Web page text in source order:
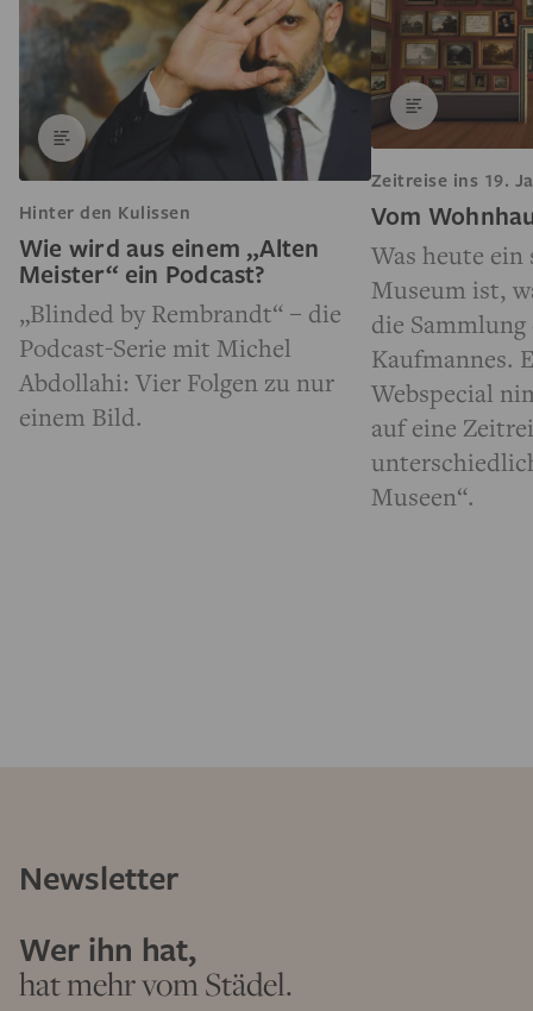
Hinter den Kulissen
Wie wird aus einem „Alten
Meister“ ein Podcast?
„Blinded by Rembrandt“ – die
Podcast-Serie mit Michel
Abdollahi: Vier Folgen zu nur
einem Bild.
Zeitreise ins 19.
Vom
Was heute
Museum ist,
die Sammlung
Kaufmannes.
Webspecial
auf eine
Museen“.
Newsletter
Wer ihn hat,
hat mehr vom Städel.